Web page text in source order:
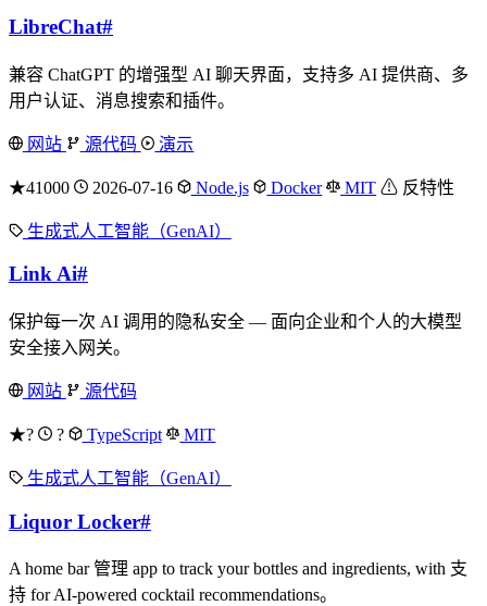
LibreChat#
兼容 ChatGPT 的增强型 AI 聊天界面，支持多 AI 提供商、多
用户认证、消息搜索和插件。
网站 源代码 演示
★41000 2026-07-16 Node.js Docker MIT ⚠ 反特性
生成式人工智能（GenAI）
Link Ai#
保护每一次 AI 调用的隐私安全 — 面向企业和个人的大模型
安全接入网关。
网站 源代码
★? ? TypeScript MIT
生成式人工智能（GenAI）
Liquor Locker#
A home bar 管理 app to track your bottles and ingredients, with 支
持 for AI-powered cocktail recommendations。